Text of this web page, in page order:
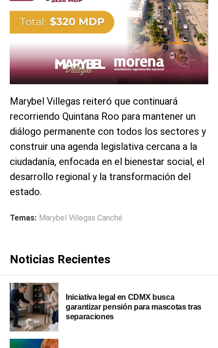
Marybel Villegas reiteró que continuará
recorriendo Quintana Roo para mantener un
diálogo permanente con todos los sectores y
construir una agenda legislativa cercana a la
ciudadanía, enfocada en el bienestar social, el
desarrollo regional y la transformación del
estado.
Temas: Marybel Villegas Canché
Noticias Recientes
Iniciativa legal en CDMX busca
garantizar pensión para mascotas tras
separaciones